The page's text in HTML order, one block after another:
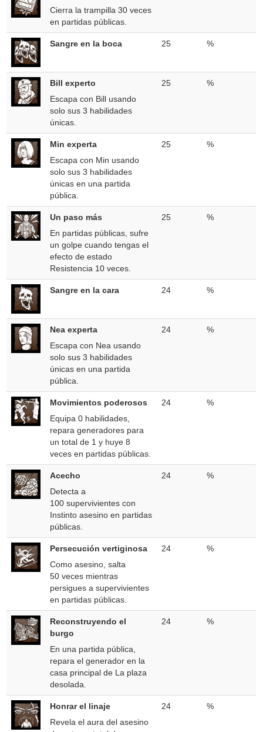
Cierra la trampilla 30 veces
en partidas públicas.
Sangre en la boca 25 %
Bill experto
Escapa con Bill usando
solo sus 3 habilidades
únicas.
25 %
Min experta
Escapa con Min usando
solo sus 3 habilidades
únicas en una partida
pública.
25 %
Un paso más
En partidas públicas, sufre
un golpe cuando tengas el
efecto de estado
Resistencia 10 veces.
25 %
Sangre en la cara 24 %
Nea experta
Escapa con Nea usando
solo sus 3 habilidades
únicas en una partida
pública.
24 %
Movimientos poderosos
Equipa 0 habilidades,
repara generadores para
un total de 1 y huye 8
veces en partidas públicas.
24 %
Acecho
Detecta a
100 supervivientes con
Instinto asesino en partidas
públicas.
24 %
Persecución vertiginosa
Como asesino, salta
50 veces mientras
persigues a supervivientes
en partidas públicas.
24 %
Reconstruyendo el
burgo
En una partida pública,
repara el generador en la
casa principal de La plaza
desolada.
24 %
Honrar el linaje
Revela el aura del asesino
24 %